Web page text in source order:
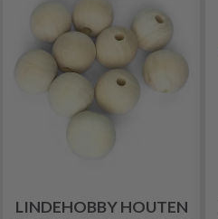
LINDEHOBBY HOUTEN